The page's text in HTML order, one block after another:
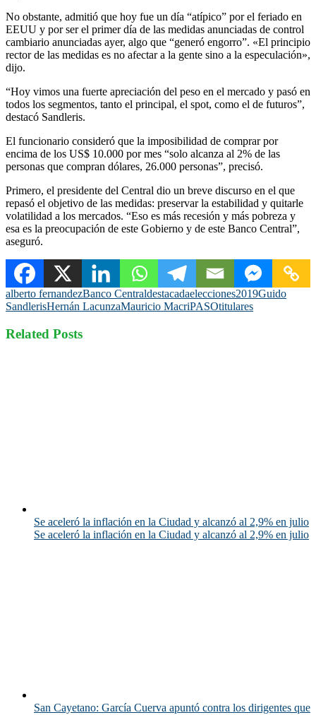
No obstante, admitió que hoy fue un día “atípico” por el feriado en
EEUU y por ser el primer día de las medidas anunciadas de control
cambiario anunciadas ayer, algo que “generó engorro”. «El principio
rector de las medidas es no afectar a la gente sino a la especulación»,
dijo.
“Hoy vimos una fuerte apreciación del peso en el mercado y pasó en
todos los segmentos, tanto el principal, el spot, como el de futuros”,
destacó Sandleris.
El funcionario consideró que la imposibilidad de comprar por
encima de los US$ 10.000 por mes “solo alcanza al 2% de las
personas que compran dólares, 26.000 personas”, precisó.
Primero, el presidente del Central dio un breve discurso en el que
repasó el objetivo de las medidas: preservar la estabilidad y quitarle
volatilidad a los mercados. “Eso es más recesión y más pobreza y
esa es la preocupación de este Gobierno y de este Banco Central”,
aseguró.
alberto fernandezBanco Centraldestacadaelecciones2019Guido
SandlerisHernán LacunzaMauricio MacriPASOtitulares
Related Posts
Se aceleró la inflación en la Ciudad y alcanzó al 2,9% en julio
Se aceleró la inflación en la Ciudad y alcanzó al 2,9% en julio
San Cayetano: García Cuerva apuntó contra los dirigentes que